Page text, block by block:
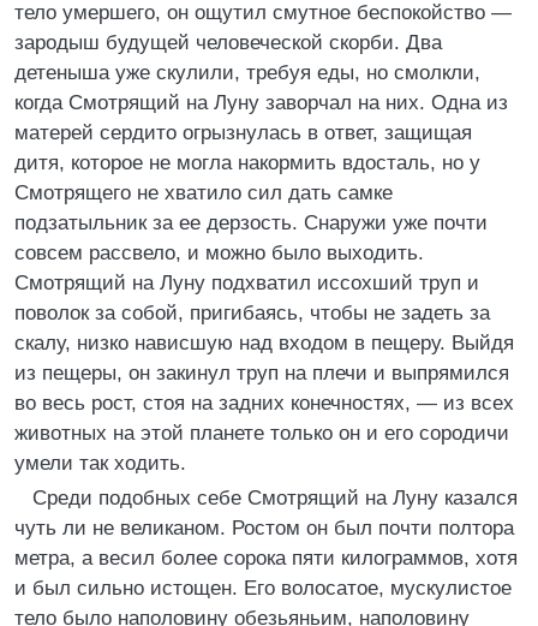
тело умершего, он ощутил смутное беспокойство —
зародыш будущей человеческой скорби. Два
детеныша уже скулили, требуя еды, но смолкли,
когда Смотрящий на Луну заворчал на них. Одна из
матерей сердито огрызнулась в ответ, защищая
дитя, которое не могла накормить вдосталь, но у
Смотрящего не хватило сил дать самке
подзатыльник за ее дерзость. Снаружи уже почти
совсем рассвело, и можно было выходить.
Смотрящий на Луну подхватил иссохший труп и
поволок за собой, пригибаясь, чтобы не задеть за
скалу, низко нависшую над входом в пещеру. Выйдя
из пещеры, он закинул труп на плечи и выпрямился
во весь рост, стоя на задних конечностях, — из всех
животных на этой планете только он и его сородичи
умели так ходить.
Среди подобных себе Смотрящий на Луну казался
чуть ли не великаном. Ростом он был почти полтора
метра, а весил более сорока пяти килограммов, хотя
и был сильно истощен. Его волосатое, мускулистое
тело было наполовину обезьяньим, наполовину